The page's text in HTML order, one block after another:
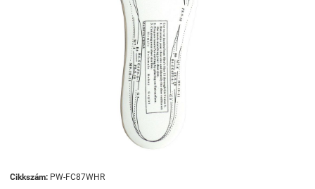
Cikkszám: PW-FC87WHR